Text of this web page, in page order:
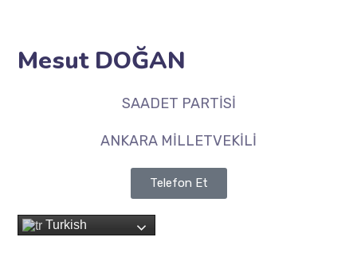
Mesut DOĞAN
SAADET PARTİSİ
ANKARA MİLLETVEKİLİ
Telefon Et
Turkish